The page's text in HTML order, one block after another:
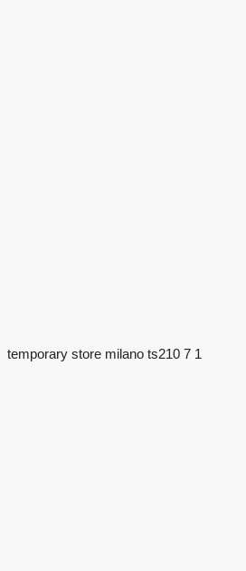
temporary store milano ts210 7 1